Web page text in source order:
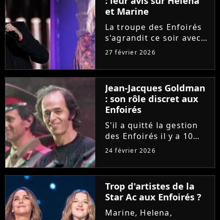
chansons !
et Marine
La troupe des Enfoirés
s'agrandit ce soir avec
notamment l'arrivée de
nouvelle génération qui
inspire Florent Pagny et
Zazie, qui livrent leur
avis sur les deux...
27 février 2026
Jean-Jacques Goldman
: son rôle discret aux
Enfoirés
S'il a quitté la gestion
des Enfoirés il y a 10
ans, Jean-Jacques
l'ombre un rôle
essentiel au sein de la
troupe. Patrick Bruel et
Anne Marcassus
témoignent de...
24 février 2026
Trop d'artistes de la
Star Ac aux Enfoirés ?
Marine, Helena,